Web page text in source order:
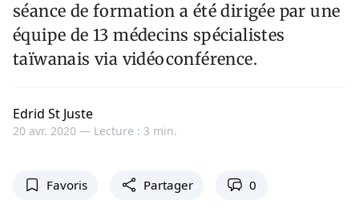
séance de formation a été dirigée par une
équipe de 13 médecins spécialistes
taïwanais via vidéoconférence.
Edrid St Juste
20 avr. 2020 — Lecture : 3 min.
Favoris Partager 0